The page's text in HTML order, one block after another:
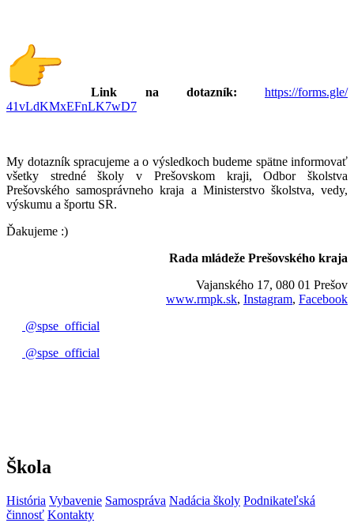
Link na dotazník: https://forms.gle/
41vLdKMxEFnLK7wD7
My dotazník spracujeme a o výsledkoch budeme spätne informovať
všetky stredné školy v Prešovskom kraji, Odbor školstva
Prešovského samosprávneho kraja a Ministerstvo školstva, vedy,
výskumu a športu SR.
Ďakujeme :)
Rada mládeže Prešovského kraja
Vajanského 17, 080 01 Prešov
www.rmpk.sk, Instagram, Facebook
@spse_official
@spse_official
Škola
História Vybavenie Samospráva Nadácia školy Podnikateľská
činnosť Kontakty